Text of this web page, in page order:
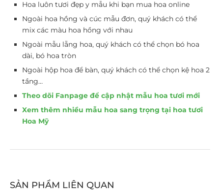
Hoa luôn tươi đẹp y mẫu khi bạn mua hoa online
Ngoài hoa hồng và cúc mẫu đơn, quý khách có thể
mix các màu hoa hồng với nhau
Ngoài mẫu lẵng hoa, quý khách có thể chọn bó hoa
dài, bó hoa tròn
Ngoài hộp hoa để bàn, quý khách có thể chọn kệ hoa 2
tầng…
Theo dõi Fanpage để cập nhật mẫu hoa tươi mới
Xem thêm nhiều mẫu hoa sang trọng tại hoa tươi
Hoa Mỹ
SẢN PHẨM LIÊN QUAN